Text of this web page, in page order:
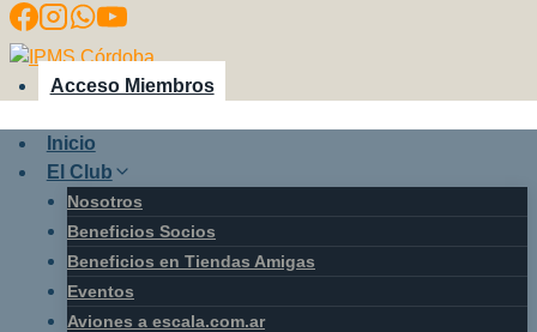
Saltar
al
contenido
Acceso Miembros
Inicio
El Club
Nosotros
Beneficios Socios
Beneficios en Tiendas Amigas
Eventos
Aviones a escala.com.ar